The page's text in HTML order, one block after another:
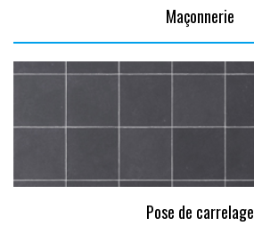
Maçonnerie
Pose de carrelage